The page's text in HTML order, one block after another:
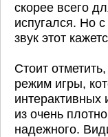
скорее всего
испугался. Но
звук этот
Стоит
режим игры,
интерактивных
из очень
надежного.